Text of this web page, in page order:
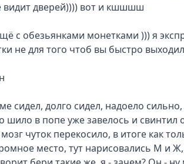
видит дверей)))) вот и кшшшш
с обезьянками монетками ))) я
не для того чтоб вы быстро
сидел, долго сидел, надоело
шило в попе уже завелось и свинтил
чуток перекосило, в итоге как
место, тут нарисовались М и